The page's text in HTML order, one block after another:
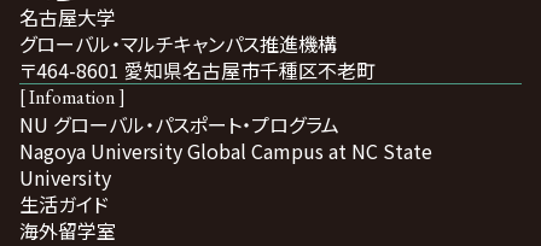
名古屋大学
グローバル・マルチキャンパス推進機構
〒464-8601 愛知県名古屋市千種区不老町
[ Infomation ]
NU グローバル・パスポート・プログラム
Nagoya University Global Campus at NC State
University
生活ガイド
海外留学室